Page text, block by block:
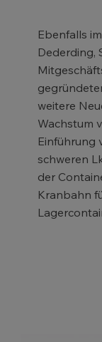
Ebenfalls
Dederding,
weitere
Wachstum
Einführung
schweren
der
Kranbahn